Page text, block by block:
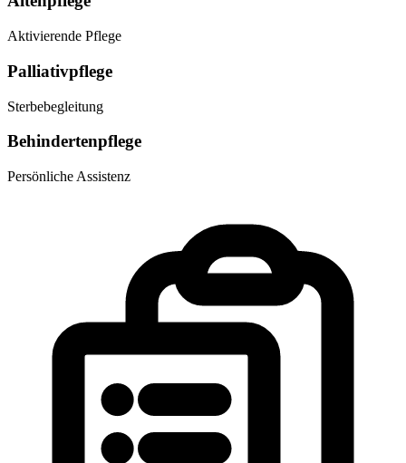
Aktivierende Pflege
Palliativpflege
Sterbebegleitung
Behindertenpflege
Persönliche Assistenz